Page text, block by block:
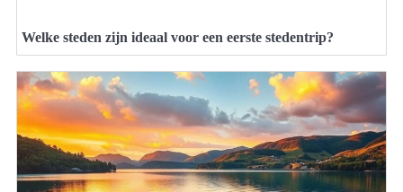
Welke steden zijn ideaal voor een eerste stedentrip?